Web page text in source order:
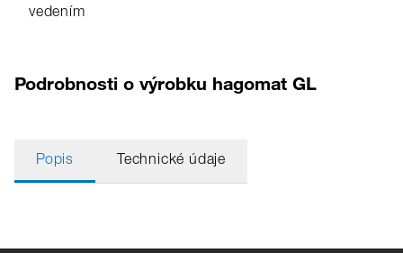
vedením
Podrobnosti o výrobku hagomat GL
Popis Technické údaje